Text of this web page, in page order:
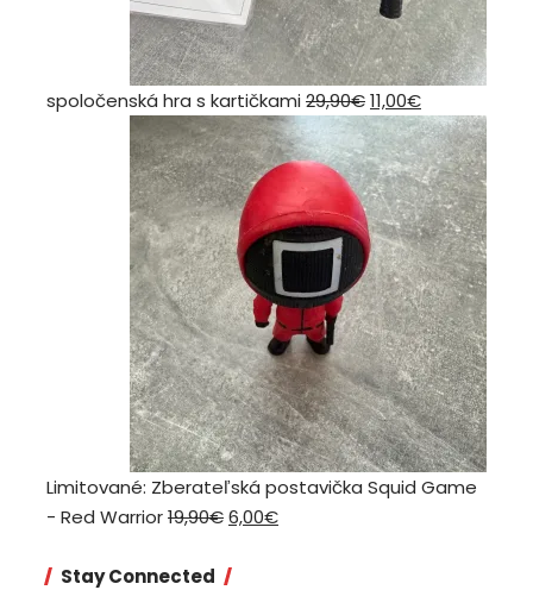
spoločenská hra s kartičkami29,90€Pôvodná
cena
bola:
29,90€.
11,00€Aktuálna
cena
je:
11,00€.
Limitované: Zberateľská postavička Squid Game
- Red Warrior19,90€Pôvodná
bola:
6,00€Aktuálna
Stay Connected